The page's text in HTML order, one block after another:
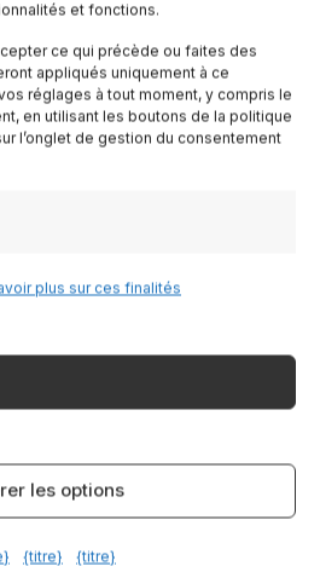
et fonctions.
ce qui précède ou faites des
appliqués uniquement à ce
réglages à tout moment, y compris le
en utilisant les boutons de la politique
l’onglet de gestion du consentement
plus sur ces finalités
les options
{titre} {titre}